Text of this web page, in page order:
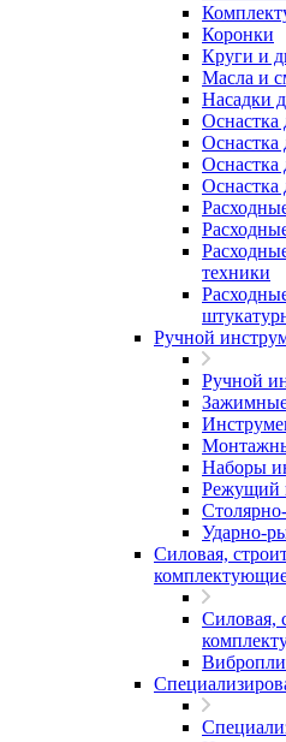
Коронки
Круги и
Масла и
Насадки
Оснастка
Оснастка
техники
Ручной
Ручной
Наборы
Режущий
Ударно-
Силовая,
Силовая,